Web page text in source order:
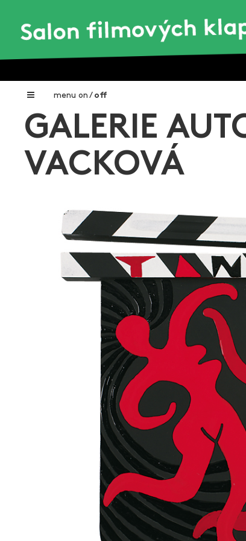
menu on / off
Home
Nadační fond FILMTALENT ZLÍN
Galerie filmových klapek
O projektu
Aktuální výstavy
Aukce filmových klapek
Zlín Film Festival
GALERIE
VACKOVÁ